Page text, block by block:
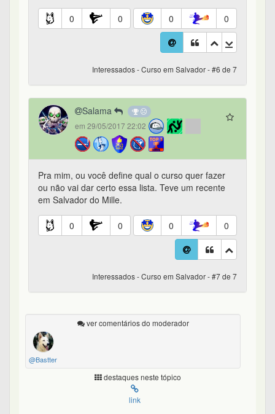
0 0 0 0
Interessados - Curso em Salvador - #6 de 7
Salama
em 29/05/2017 22:02
Pra mim, ou você define qual o curso quer fazer
ou não vai dar certo essa lista. Teve um recente
em Salvador do Mille.
0 0 0 0
Interessados - Curso em Salvador - #7 de 7
ver comentários do moderador
@Bastter
destaques neste tópico
link